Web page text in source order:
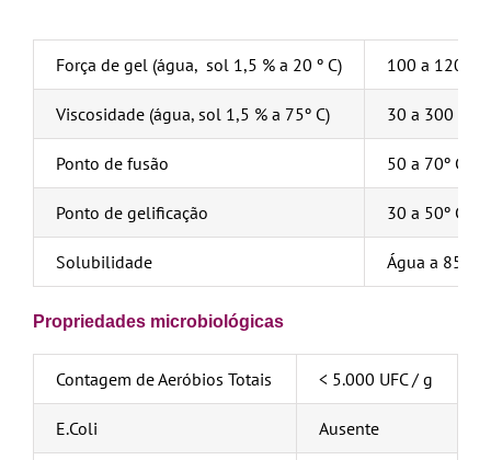
Força de gel (água, sol 1,5 % a 20 º C) 100 a 1200
Viscosidade (água, sol 1,5 % a 75º C) 30 a 300 cps
Ponto de fusão 50 a 70º C
Ponto de gelificação 30 a 50º C
Solubilidade Água a 85ºC
Propriedades microbiológicas
Contagem de Aeróbios Totais < 5.000 UFC / g
E.Coli Ausente